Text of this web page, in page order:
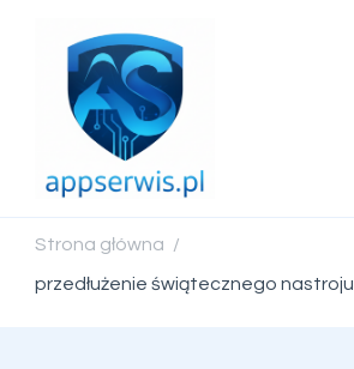
Strona główna /
przedłużenie świątecznego nastroju